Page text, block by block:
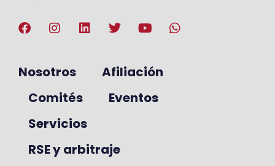
Nosotros
Afiliación
Comités
Eventos
Servicios
RSE y arbitraje